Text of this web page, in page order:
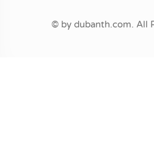
© by dubanth.com. All